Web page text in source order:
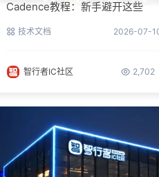
Cadence教程：新手避开这些
技术文档 2026-07-
智行者IC社区 2,702